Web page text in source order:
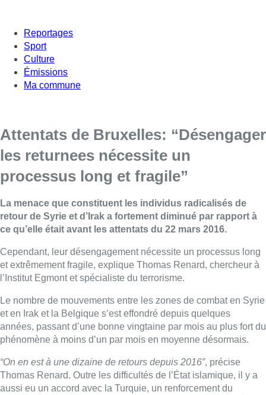
Reportages
Sport
Culture
Émissions
Ma commune
Attentats de Bruxelles: “Désengager
les returnees nécessite un
processus long et fragile”
La menace que constituent les individus radicalisés de
retour de Syrie et d’Irak a fortement diminué par rapport à
ce qu’elle était avant les attentats du 22 mars 2016.
Cependant, leur désengagement nécessite un processus long
et extrêmement fragile, explique Thomas Renard, chercheur à
l’Institut Egmont et spécialiste du terrorisme.
Le nombre de mouvements entre les zones de combat en Syrie
et en Irak et la Belgique s’est effondré depuis quelques
années, passant d’une bonne vingtaine par mois au plus fort du
phénomène à moins d’un par mois en moyenne désormais.
“On en est à une dizaine de retours depuis 2016”, précise
Thomas Renard. Outre les difficultés de l’État islamique, il y a
aussi eu un accord avec la Turquie, un renforcement du